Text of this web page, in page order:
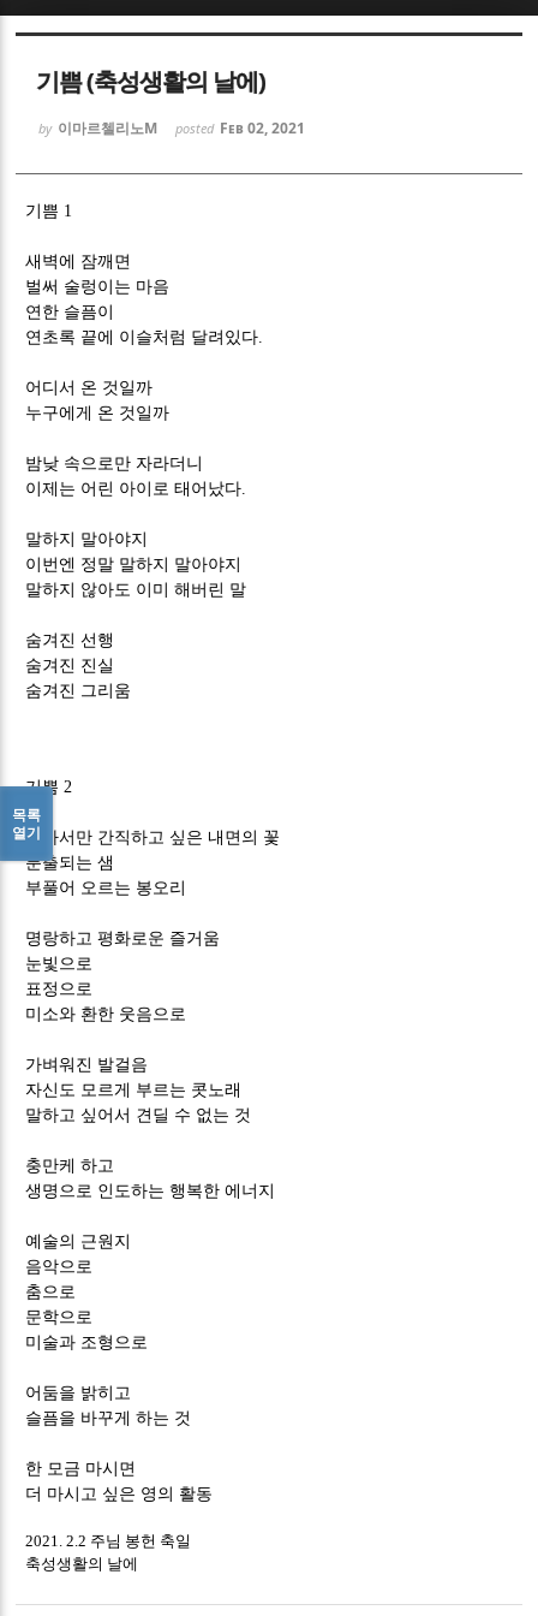
기쁨 (축성생활의 날에)
by 이마르첼리노M posted Feb 02, 2021
기쁨 1
새벽에 잠깨면
벌써 술렁이는 마음
연한 슬픔이
연초록 끝에 이슬처럼 달려있다
어디서 온 것일까
누구에게 온 것일까
밤낮 속으로만 자라더니
이제는 어린 아이로 태어났다
말하지 말아야지
이번엔 정말 말하지 말아야지
말하지 않아도 이미 해버린 말
숨겨진 선행
숨겨진 진실
숨겨진 그리움
기쁨 2
혼자서만 간직하고 싶은 내면의 꽃
분출되는 샘
부풀어 오르는 봉오리
명랑하고 평화로운 즐거움
눈빛으로
표정으로
미소와 환한 웃음으로
가벼워진 발걸음
자신도 모르게 부르는 콧노래
말하고 싶어서 견딜 수 없는 것
충만케 하고
생명으로 인도하는 행복한 에너지
예술의 근원지
음악으로
춤으로
문학으로
미술과 조형으로
어둠을 밝히고
슬픔을 바꾸게 하는 것
한 모금 마시면
더 마시고 싶은 영의 활동
2021. 2.2 주님 봉헌 축일
축성생활의 날에
목록
열기
Sketchbook5, 스케치북5
Sketchbook5, 스케치북5
Sketchbook5, 스케치북5
Sketchbook5, 스케치북5